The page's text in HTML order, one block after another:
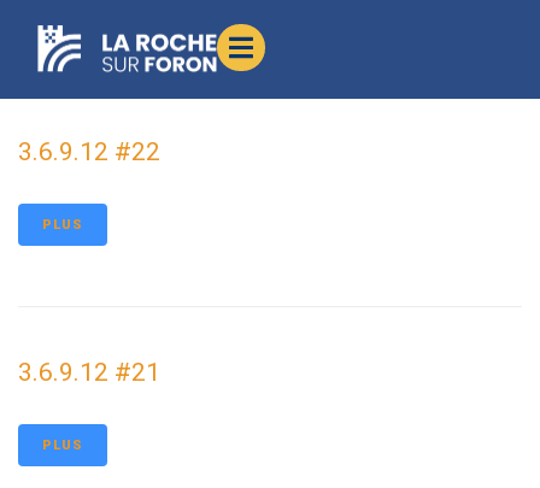
principal
3.6.9.12 #22
PLUS
3.6.9.12 #21
PLUS